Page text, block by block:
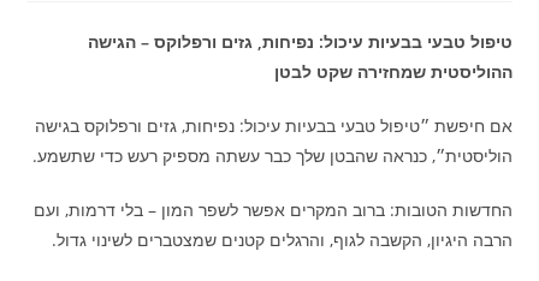
טיפול טבעי בבעיות עיכול: נפיחות, גזים ורפלוקס – הגישה
ההוליסטית שמחזירה שקט לבטן
אם חיפשת ״טיפול טבעי בבעיות עיכול: נפיחות, גזים ורפלוקס בגישה
הוליסטית״, כנראה שהבטן שלך כבר עשתה מספיק רעש כדי שתשמע.
החדשות הטובות: ברוב המקרים אפשר לשפר המון – בלי דרמות, ועם
הרבה היגיון, הקשבה לגוף, והרגלים קטנים שמצטברים לשינוי גדול.